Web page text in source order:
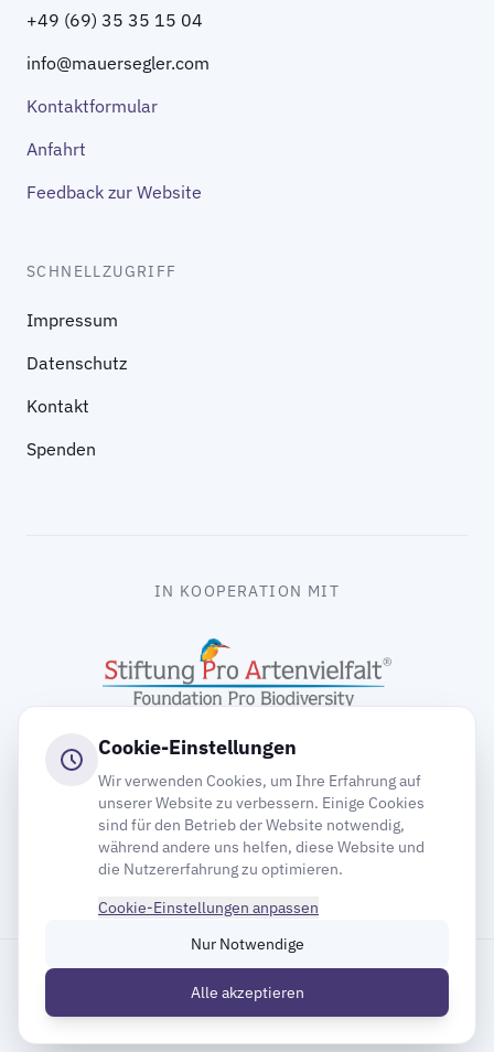
+49 (69) 35 35 15 04
info@mauersegler.com
Kontaktformular
Anfahrt
Feedback zur Website
SCHNELLZUGRIFF
Impressum
Datenschutz
Kontakt
Spenden
IN KOOPERATION MIT
gooding
Inhaltsverzeichnis
© 2026 Deutsche Gesellschaft für Mauersegler e.V.
Cookie-Einstellungen
Wir verwenden Cookies, um Ihre Erfahrung auf
unserer Website zu verbessern. Einige Cookies
sind für den Betrieb der Website notwendig,
während andere uns helfen, diese Website und
die Nutzererfahrung zu optimieren.
Cookie-Einstellungen anpassen
Nur Notwendige
Alle akzeptieren